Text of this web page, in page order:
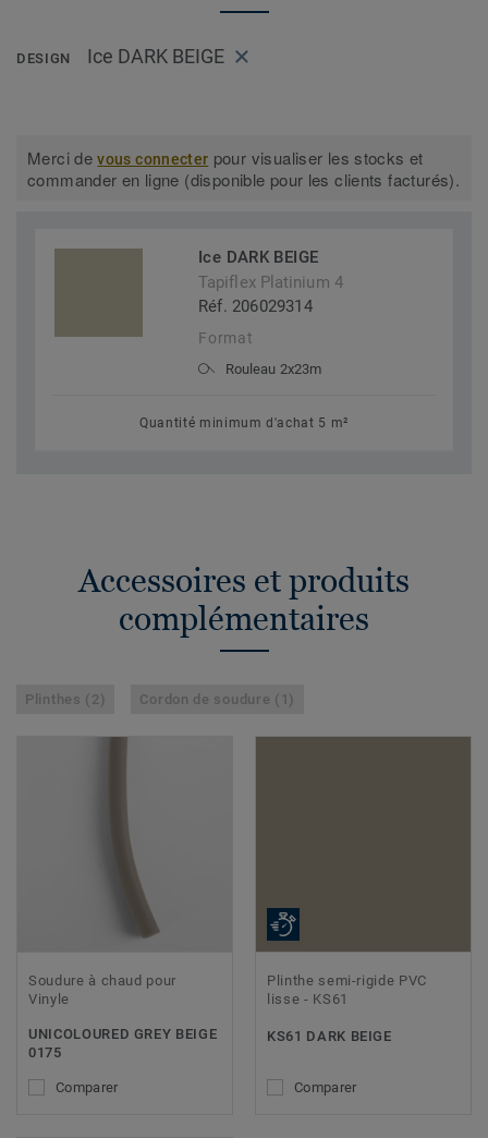
DESIGN Ice DARK BEIGE
Merci devous connecter pour visualiser les stocks et
commander en ligne (disponible pour les clients facturés).
Ice DARK BEIGE
Tapiflex Platinium 4
Réf. 206029314
Format
Rouleau 2x23m
Quantité minimum d'achat 5 m²
Accessoires et produits
complémentaires
Plinthes (2) Cordon de soudure (1)
Soudure à chaud pour
Vinyle
UNICOLOURED GREY BEIGE
0175
Comparer
Plinthe semi-rigide PVC
lisse - KS61
KS61 DARK BEIGE
Comparer